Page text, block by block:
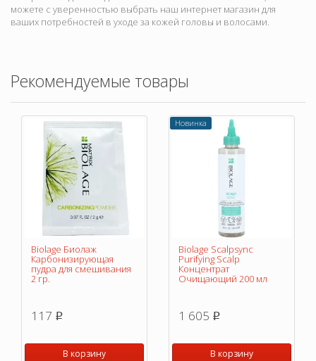
можете с уверенностью выбрать наш интернет магазин для
ваших потребностей в уходе за кожей головы и волосами.
Рекомендуемые товары
Biolage Биолаж
Карбонизирующая
пудра для смешивания
2 гр.
117 p
В корзину
Новинка
Biolage Scalpsync
Purifying Scalp
Концентрат
Очищающий 200 мл
1 605 p
В корзину